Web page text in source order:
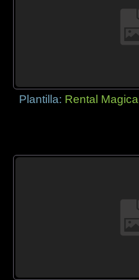
Plantilla: Rental Magica